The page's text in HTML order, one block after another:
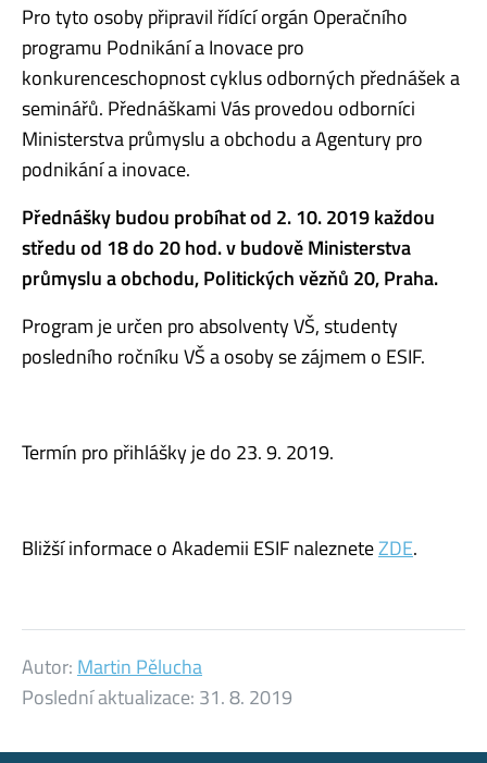
Pro tyto osoby připravil řídící orgán Operačního
programu Podnikání a Inovace pro
konkurenceschopnost cyklus odborných přednášek a
seminářů. Přednáškami Vás provedou odborníci
Ministerstva průmyslu a obchodu a Agentury pro
podnikání a inovace.
Přednášky budou probíhat od 2. 10. 2019 každou
středu od 18 do 20 hod. v budově Ministerstva
průmyslu a obchodu, Politických vězňů 20, Praha.
Program je určen pro absolventy VŠ, studenty
posledního ročníku VŠ a osoby se zájmem o ESIF.
Termín pro přihlášky je do 23. 9. 2019.
Bližší informace o Akademii ESIF nalezneteZDE.
Autor: Martin Pělucha
Poslední aktualizace: 31. 8. 2019